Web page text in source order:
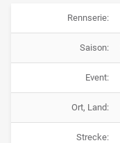
Rennserie:
Saison:
Event:
Ort, Land:
Strecke: